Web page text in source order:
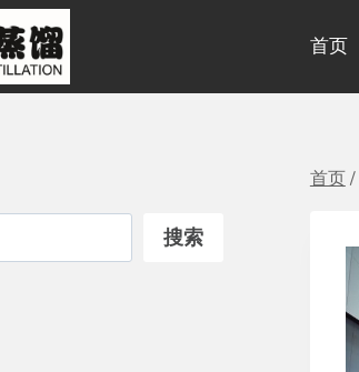
首页
首页/
搜索